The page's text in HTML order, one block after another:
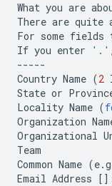
What you are
There
are
For some
If
you enter
-----
Country Name
State or
Locality Name
Organization
Team
Common Name (
Email Address